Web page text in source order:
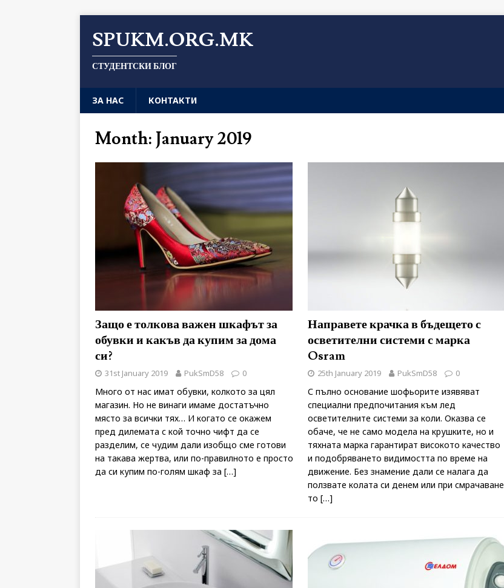
SPUKM.ORG.MK
СТУДЕНТСКИ БЛОГ
ЗА НАС КОНТАКТИ
Month: January 2019
Защо е толкова важен шкафът за
обувки и какъв да купим за дома
си?
31st January 2019 PukSmD58 0
Много от нас имат обувки, колкото за цял
магазин. Но не винаги имаме достатъчно
място за всички тях… И когато се окажем
пред дилемата с кой точно чифт да се
разделим, се чудим дали изобщо сме готови
на такава жертва, или по-правилното е просто
да си купим по-голям шкаф за […]
Направете крачка в бъдещето с
осветителни системи с марка
Osram
25th January 2019 PukSmD58 0
С пълно основание шофьорите изявяват
специални предпочитания към лед
осветителните системи за коли. Оказва се
обаче, че не само модела на крушките, но и
тяхната марка гарантират високото качество
и подобряването видимостта по време на
движение. Без знамение дали се налага да
ползвате колата си денем или при смрачаване
то […]